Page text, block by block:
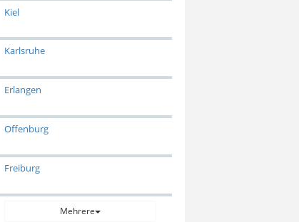
Kiel
Karlsruhe
Erlangen
Offenburg
Freiburg
Mehrere